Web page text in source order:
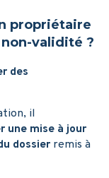
propriétaire
validité ?
des
il
une mise à jour
dossier remis à